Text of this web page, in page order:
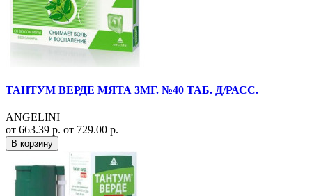
ТАНТУМ ВЕРДЕ МЯТА 3МГ. №40 ТАБ. Д/РАСС.
ANGELINI
от 663.39 р. от 729.00 р.
В корзину